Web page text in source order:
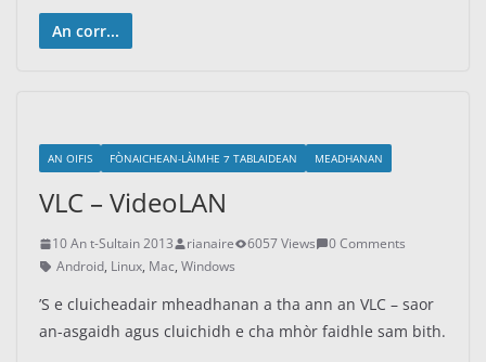
An corr...
AN OIFIS FÒNAICHEAN-LÀIMHE ⁊ TABLAIDEAN MEADHANAN
VLC – VideoLAN
10 An t-Sultain 2013 rianaire 6057 Views
0 Comments
Android, Linux, Mac, Windows
’S e cluicheadair mheadhanan a tha ann an VLC – saor
an-asgaidh agus cluichidh e cha mhòr faidhle sam bith.